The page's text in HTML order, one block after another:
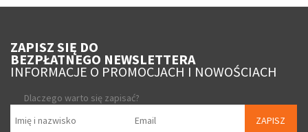
ZAPISZ SIĘ DO
BEZPŁATNEGO NEWSLETTERA
INFORMACJE O PROMOCJACH I NOWOŚCIACH
Dlaczego warto się zapisać?
ZAPISZ